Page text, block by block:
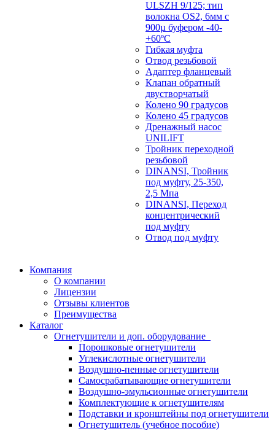
ULSZH 9/125; тип
волокна OS2, 6мм с
900µ буфером -40-
+60ºC
Гибкая муфта
Отвод резьбовой
Адаптер фланцевый
Клапан обратный
двустворчатый
Колено 90 градусов
Колено 45 градусов
Дренажный насос
UNILIFT
Тройник переходной
резьбовой
DINANSI, Тройник
под муфту, 25-350,
2,5 Мпа
DINANSI, Переход
концентрический
под муфту
Отвод под муфту
Компания
О компании
Лицензии
Отзывы клиентов
Преимущества
Каталог
Огнетушители и доп. оборудование
Порошковые огнетушители
Углекислотные огнетушители
Воздушно-пенные огнетушители
Самосрабатывающие огнетушители
Воздушно-эмульсионные огнетушители
Комплектующие к огнетушителям
Подставки и кронштейны под огнетушители
Огнетушитель (учебное пособие)